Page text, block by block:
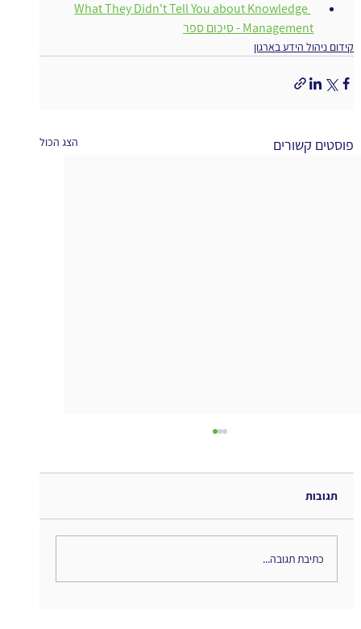
What They Didn't Tell You about Knowledge
Management - סיכום ספר
קידום ניהול הידע בארגון
פוסטים קשורים הצג הכול
תגובות
כתיבת תגובה...